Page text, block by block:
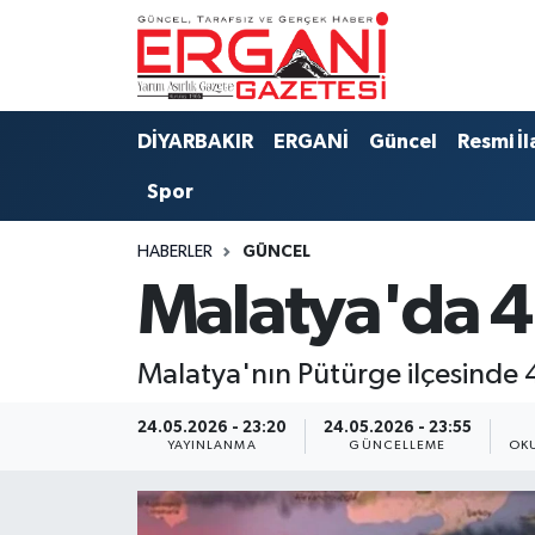
DİYARBAKIR ERGANİ Güncel Resmi
Spor
HABERLER GÜNCEL
Malatya'da
Malatya'nın Pütürge
24.05.2026 - 23:20
YAYINLANMA
24.05.2026 - 23:55
GÜNCELLEME
DİYARBAKIR
BAĞLAR
ERGANİ
Resmi İlanlar
Ergani Nöbetçi Eczaneler
Ergani Hava Durumu
Tüm Manşetler
Son Dakika Haberleri
Haber Arşivi